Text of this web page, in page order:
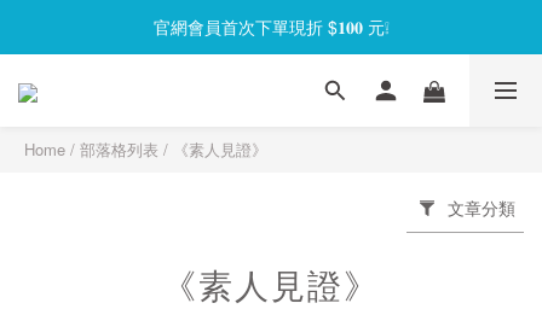
官網會員首次下單現折 $𝟏𝟎𝟎 元❕
官網會員首次下單現折 $𝟏𝟎𝟎 元❕
【限時回饋】小海龜矽密盒最低 𝟱𝟴 折起
Home / 部落格列表 / 《素人見證》
文章分類
《素人見證》